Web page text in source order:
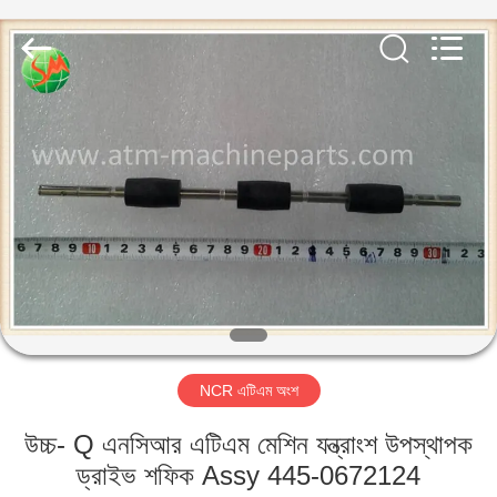
বাড়ি
পণ্য
আমাদের
সম্পর্কে
কারখানা
International
Trade
Co.,Ltd..
Rights
Reserved.
NCR এটিএম অংশ
উচ্চ- Q এনসিআর এটিএম মেশিন যন্ত্রাংশ উপস্থাপক
ড্রাইভ শফিক Assy 445-0672124